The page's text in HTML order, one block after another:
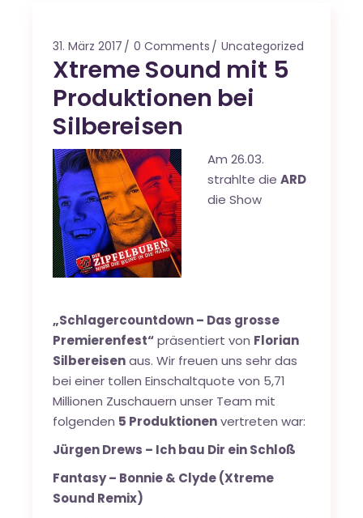
31. März 2017 0 Comments Uncategorized
Xtreme Sound mit 5
Produktionen bei
Silbereisen
Am 26.03.
strahlte die ARD
die Show
„Schlagercountdown – Das grosse
Premierenfest“präsentiert von Florian
Silbereisenaus. Wir freuen uns sehr das
bei einer tollen Einschaltquote von 5,71
Millionen Zuschauern unser Team mit
folgenden 5 Produktionenvertreten war:
Jürgen Drews – Ich bau Dir ein Schloß
Fantasy – Bonnie & Clyde (Xtreme
Sound Remix)